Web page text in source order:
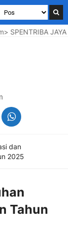
Selamat
dan
2025
Tahun